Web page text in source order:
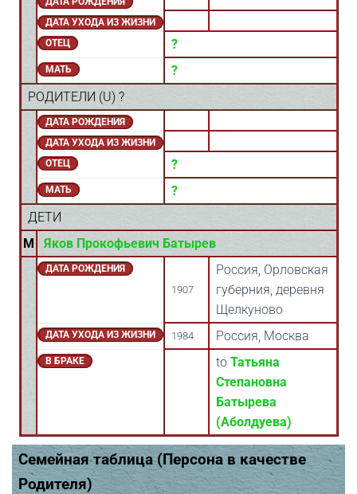
ДАТА УХОДА ИЗ ЖИЗНИ
ОТЕЦ
?
МАТЬ
?
РОДИТЕЛИ (U) ?
ДАТА РОЖДЕНИЯ
ДАТА УХОДА ИЗ ЖИЗНИ
ОТЕЦ
?
МАТЬ
?
ДЕТИ
M
Яков Прокофьевич Батырев
ДАТА РОЖДЕНИЯ
1907
Россия, Орловская
губерния, деревня
Щелкуново
ДАТА УХОДА ИЗ ЖИЗНИ 1984 Россия, Москва
В БРАКЕ to Татьяна
Степановна
Батырева
(Аболдуева)
Семейная таблица (Персона в качестве
Родителя)